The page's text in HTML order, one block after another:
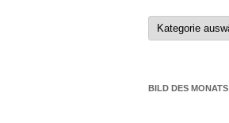
Kategorien
BILD DES MONATS